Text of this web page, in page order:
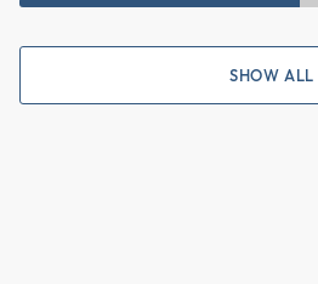
SHOW ALL